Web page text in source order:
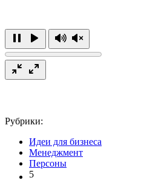
Рубрики:
Идеи для бизнеса
Менеджмент
Персоны
5